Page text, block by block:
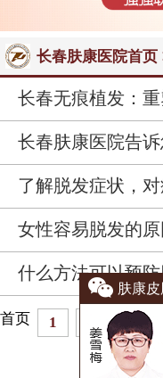
长春肤康医院首页
长春无痕植发：
长春肤康医院告
了解脱发症状，
女性容易脱发的
什么方法可以预
首页 1 下一页
肤康